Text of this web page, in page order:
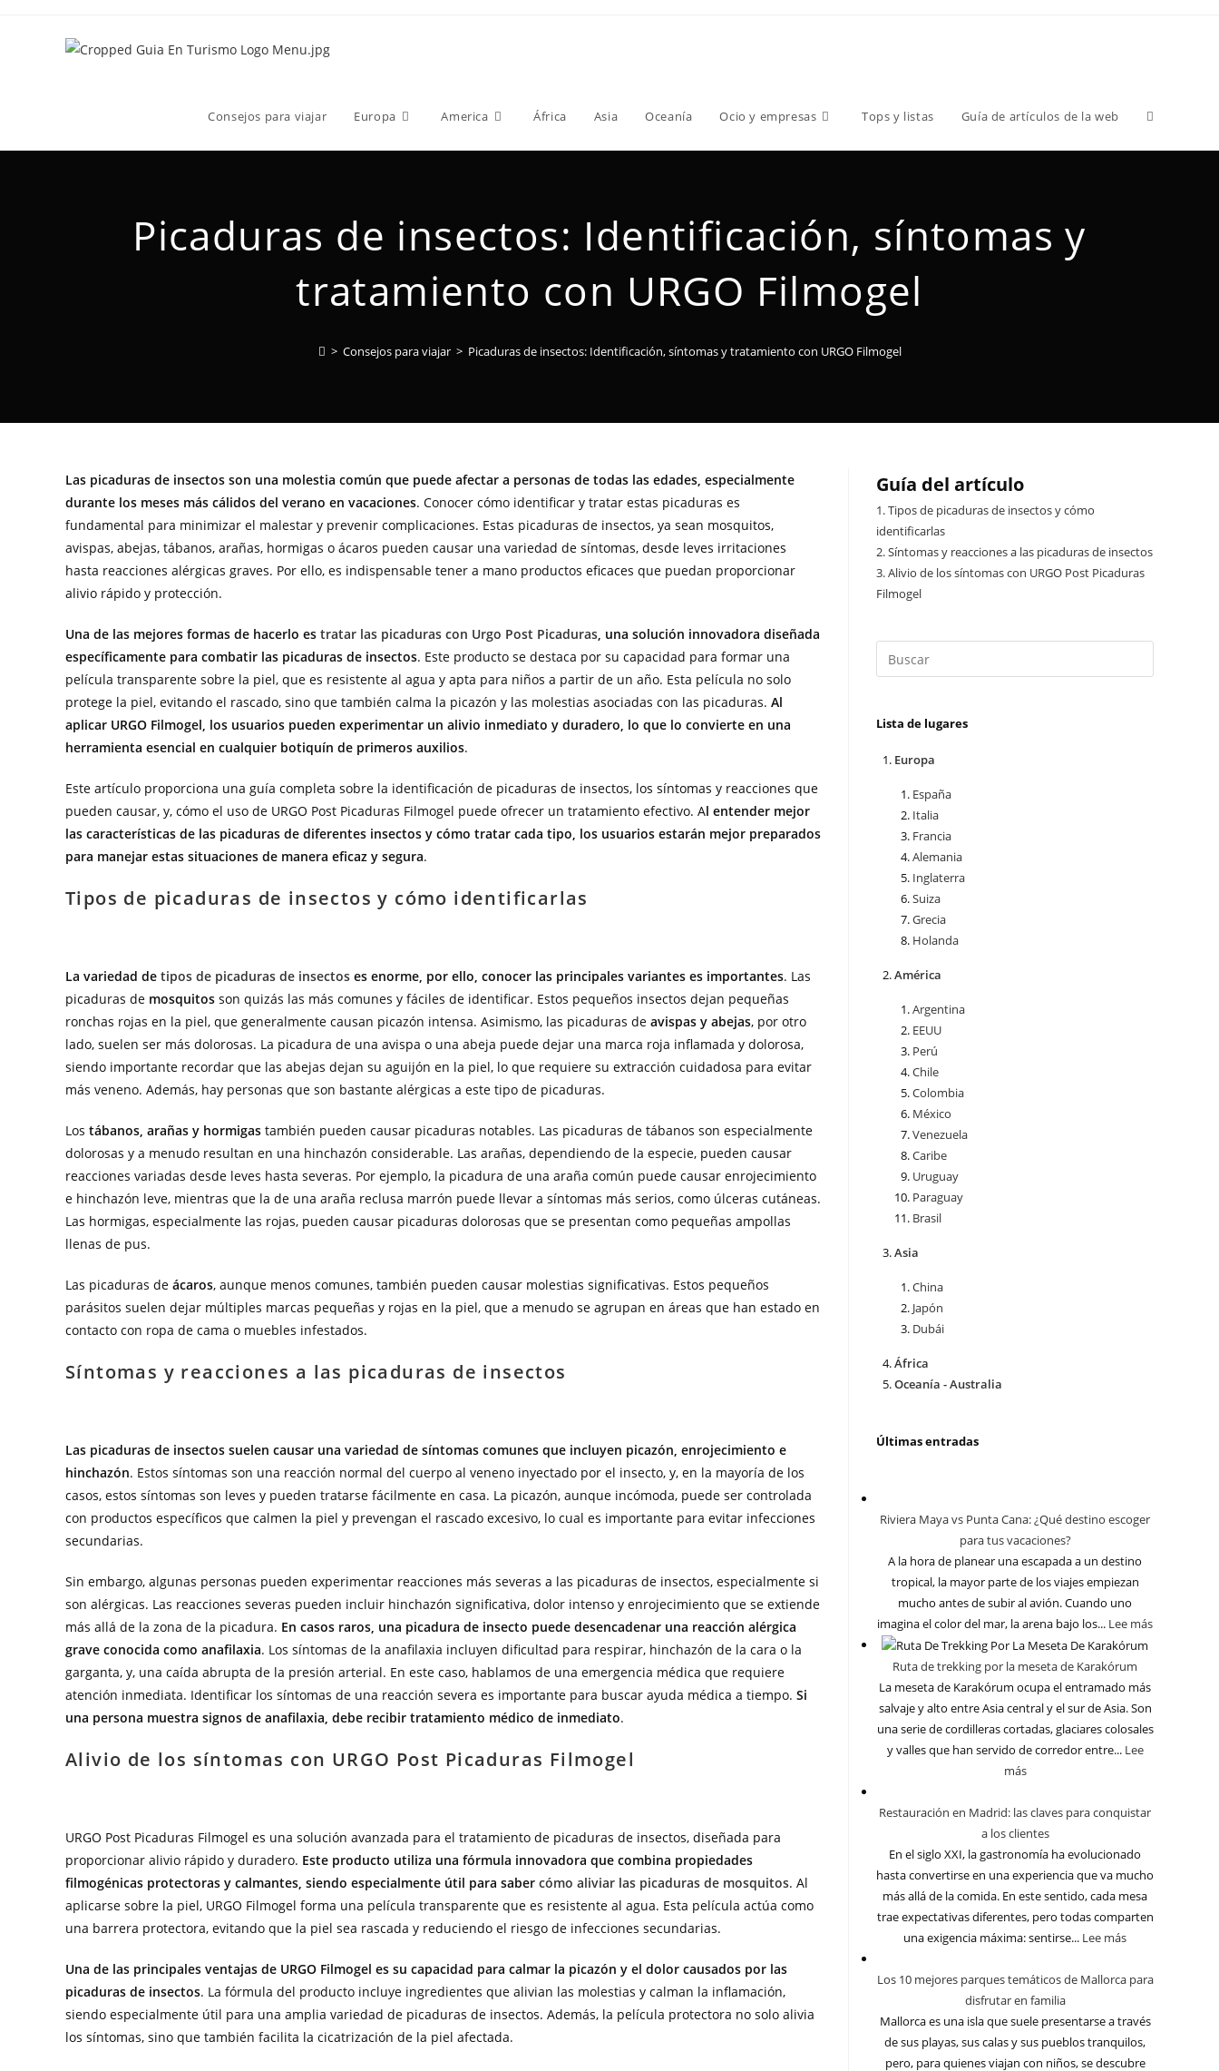
Consejos para viajar Europa America África Asia Oceanía Ocio y empresas Tops y listas Guía de artículos de la web
Picaduras de insectos: Identificación, síntomas y
tratamiento con URGO Filmogel
> Consejos para viajar > Picaduras de insectos: Identificación, síntomas y tratamiento con URGO Filmogel
Las picaduras de insectos son una molestia común que puede afectar a personas de todas las edades, especialmente
durante los meses más cálidos del verano en vacaciones. Conocer cómo identificar y tratar estas picaduras es
fundamental para minimizar el malestar y prevenir complicaciones. Estas picaduras de insectos, ya sean mosquitos,
avispas, abejas, tábanos, arañas, hormigas o ácaros pueden causar una variedad de síntomas, desde leves irritaciones
hasta reacciones alérgicas graves. Por ello, es indispensable tener a mano productos eficaces que puedan proporcionar
alivio rápido y protección.
Una de las mejores formas de hacerlo es tratar las picaduras con Urgo Post Picaduras, una solución innovadora diseñada
específicamente para combatir las picaduras de insectos. Este producto se destaca por su capacidad para formar una
película transparente sobre la piel, que es resistente al agua y apta para niños a partir de un año. Esta película no solo
protege la piel, evitando el rascado, sino que también calma la picazón y las molestias asociadas con las picaduras. Al
aplicar URGO Filmogel, los usuarios pueden experimentar un alivio inmediato y duradero, lo que lo convierte en una
herramienta esencial en cualquier botiquín de primeros auxilios.
Este artículo proporciona una guía completa sobre la identificación de picaduras de insectos, los síntomas y reacciones que
pueden causar, y, cómo el uso de URGO Post Picaduras Filmogel puede ofrecer un tratamiento efectivo. Al entender mejor
las características de las picaduras de diferentes insectos y cómo tratar cada tipo, los usuarios estarán mejor preparados
para manejar estas situaciones de manera eficaz y segura.
Tipos de picaduras de insectos y cómo identificarlas
La variedad de tipos de picaduras de insectos es enorme, por ello, conocer las principales variantes es importantes. Las
picaduras de mosquitos son quizás las más comunes y fáciles de identificar. Estos pequeños insectos dejan pequeñas
ronchas rojas en la piel, que generalmente causan picazón intensa. Asimismo, las picaduras de avispas y abejas, por otro
lado, suelen ser más dolorosas. La picadura de una avispa o una abeja puede dejar una marca roja inflamada y dolorosa,
siendo importante recordar que las abejas dejan su aguijón en la piel, lo que requiere su extracción cuidadosa para evitar
más veneno. Además, hay personas que son bastante alérgicas a este tipo de picaduras.
Los tábanos, arañas y hormigas también pueden causar picaduras notables. Las picaduras de tábanos son especialmente
dolorosas y a menudo resultan en una hinchazón considerable. Las arañas, dependiendo de la especie, pueden causar
reacciones variadas desde leves hasta severas. Por ejemplo, la picadura de una araña común puede causar enrojecimiento
e hinchazón leve, mientras que la de una araña reclusa marrón puede llevar a síntomas más serios, como úlceras cutáneas.
Las hormigas, especialmente las rojas, pueden causar picaduras dolorosas que se presentan como pequeñas ampollas
llenas de pus.
Las picaduras de ácaros, aunque menos comunes, también pueden causar molestias significativas. Estos pequeños
parásitos suelen dejar múltiples marcas pequeñas y rojas en la piel, que a menudo se agrupan en áreas que han estado en
contacto con ropa de cama o muebles infestados.
Síntomas y reacciones a las picaduras de insectos
Las picaduras de insectos suelen causar una variedad de síntomas comunes que incluyen picazón, enrojecimiento e
hinchazón. Estos síntomas son una reacción normal del cuerpo al veneno inyectado por el insecto, y, en la mayoría de los
casos, estos síntomas son leves y pueden tratarse fácilmente en casa. La picazón, aunque incómoda, puede ser controlada
con productos específicos que calmen la piel y prevengan el rascado excesivo, lo cual es importante para evitar infecciones
secundarias.
Sin embargo, algunas personas pueden experimentar reacciones más severas a las picaduras de insectos, especialmente si
son alérgicas. Las reacciones severas pueden incluir hinchazón significativa, dolor intenso y enrojecimiento que se extiende
más allá de la zona de la picadura. En casos raros, una picadura de insecto puede desencadenar una reacción alérgica
grave conocida como anafilaxia. Los síntomas de la anafilaxia incluyen dificultad para respirar, hinchazón de la cara o la
garganta, y, una caída abrupta de la presión arterial. En este caso, hablamos de una emergencia médica que requiere
atención inmediata. Identificar los síntomas de una reacción severa es importante para buscar ayuda médica a tiempo. Si
una persona muestra signos de anafilaxia, debe recibir tratamiento médico de inmediato.
Alivio de los síntomas con URGO Post Picaduras Filmogel
URGO Post Picaduras Filmogel es una solución avanzada para el tratamiento de picaduras de insectos, diseñada para
proporcionar alivio rápido y duradero. Este producto utiliza una fórmula innovadora que combina propiedades
filmogénicas protectoras y calmantes, siendo especialmente útil para saber cómo aliviar las picaduras de mosquitos. Al
aplicarse sobre la piel, URGO Filmogel forma una película transparente que es resistente al agua. Esta película actúa como
una barrera protectora, evitando que la piel sea rascada y reduciendo el riesgo de infecciones secundarias.
Una de las principales ventajas de URGO Filmogel es su capacidad para calmar la picazón y el dolor causados por las
picaduras de insectos. La fórmula del producto incluye ingredientes que alivian las molestias y calman la inflamación,
siendo especialmente útil para una amplia variedad de picaduras de insectos. Además, la película protectora no solo alivia
los síntomas, sino que también facilita la cicatrización de la piel afectada.
Guía del artículo
1.Tipos de picaduras de insectos y cómo
identificarlas
2.Síntomas y reacciones a las picaduras de insectos
3.Alivio de los síntomas con URGO Post Picaduras
Filmogel
Lista de lugares
Europa
España
Italia
Francia
Alemania
Inglaterra
Suiza
Grecia
Holanda
América
Argentina
EEUU
Perú
Chile
Colombia
México
Venezuela
Caribe
Uruguay
Paraguay
Brasil
Asia
China
Japón
Dubái
África
Oceanía - Australia
Últimas entradas
Riviera Maya vs Punta Cana: ¿Qué destino escoger
para tus vacaciones?
A la hora de planear una escapada a un destino
tropical, la mayor parte de los viajes empiezan
mucho antes de subir al avión. Cuando uno
imagina el color del mar, la arena bajo los... Lee más
Ruta de trekking por la meseta de Karakórum
La meseta de Karakórum ocupa el entramado más
salvaje y alto entre Asia central y el sur de Asia. Son
una serie de cordilleras cortadas, glaciares colosales
y valles que han servido de corredor entre... Lee
más
Restauración en Madrid: las claves para conquistar
a los clientes
En el siglo XXI, la gastronomía ha evolucionado
hasta convertirse en una experiencia que va mucho
más allá de la comida. En este sentido, cada mesa
trae expectativas diferentes, pero todas comparten
una exigencia máxima: sentirse... Lee más
Los 10 mejores parques temáticos de Mallorca para
disfrutar en familia
Mallorca es una isla que suele presentarse a través
de sus playas, sus calas y sus pueblos tranquilos,
pero, para quienes viajan con niños, se descubre